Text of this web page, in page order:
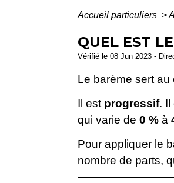
Accueil particuliers >
QUEL EST
Vérifié le 08 Jun 2023 -
Le barème sert au
Il est progressif. Il
qui varie de 0 % à
Pour appliquer le
nombre de parts,